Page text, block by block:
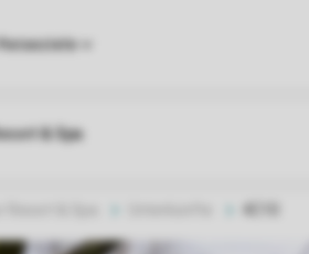
Reiseziele